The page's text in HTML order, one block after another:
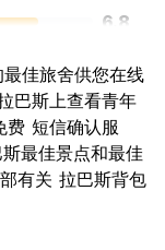
6.8
7.8
7.0
8.5
佳旅舍供您在线
巴斯上查看青年
费 短信确认服
最佳景点和最佳
有关 拉巴斯背包